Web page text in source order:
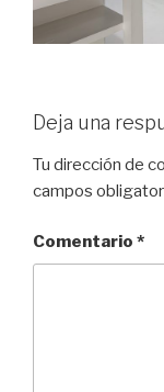
Deja una
Tu dirección de
campos
Comentario *